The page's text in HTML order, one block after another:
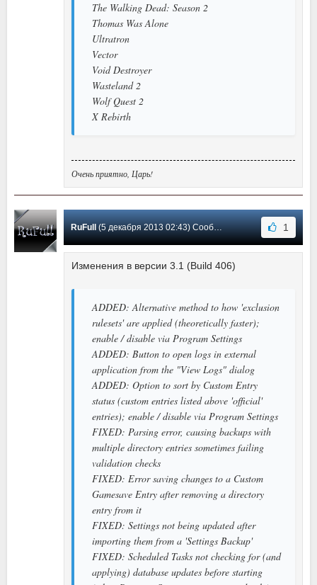
The Walking Dead: Season 2
Thomas Was Alone
Ultratron
Vector
Void Destroyer
Wasteland 2
Wolf Quest 2
X Rebirth
Очень приятно, Царь!
RuFull (5 декабря 2013 02:43) Сообщение #67 1
Изменения в версии 3.1 (Build 406)
ADDED: Alternative method to how 'exclusion
rulesets' are applied (theoretically faster);
enable / disable via Program Settings
ADDED: Button to open logs in external
application from the "View Logs" dialog
ADDED: Option to sort by Custom Entry
status (custom entries listed above 'official'
entries); enable / disable via Program Settings
FIXED: Parsing error, causing backups with
multiple directory entries sometimes failing
validation checks
FIXED: Error saving changes to a Custom
Gamesave Entry after removing a directory
entry from it
FIXED: Settings not being updated after
importing them from a 'Settings Backup'
FIXED: Scheduled Tasks not checking for (and
applying) database updates before starting